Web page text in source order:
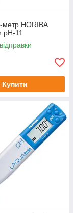
HORIBA
pH-11
Купити